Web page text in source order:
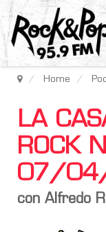
Home
LA
ROCK
07/
con Alfredo